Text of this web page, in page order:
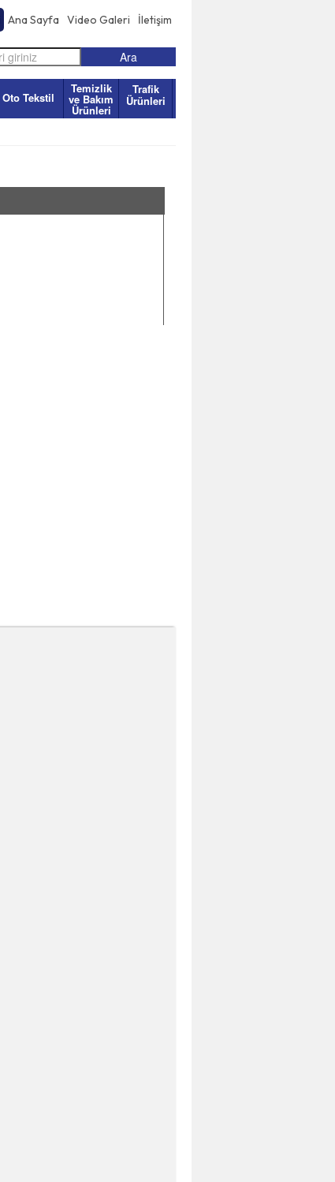
İletişim
Video Galeri
Ana Sayfa
Oto Tekstil
Temizlik
ve Bakım
Ürünleri
Trafik
Ürünleri